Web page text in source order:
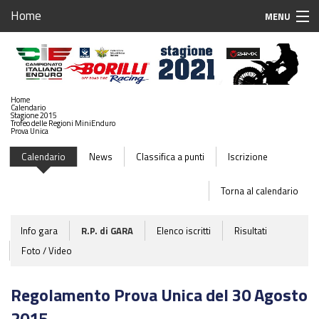
Home MENU
Home
Iscrizioni Gare
Calendario 2021
Sponsor
Team Associati
Breaking News
Home
Calendario
Stagione 2015
Trofeo delle Regioni MiniEnduro
Prova Unica
Calendario News Classifica a punti Iscrizione
Torna al calendario
Info gara R.P. di GARA Elenco iscritti
Risultati
Foto / Video
Regolamento Prova Unica del 30 Agosto